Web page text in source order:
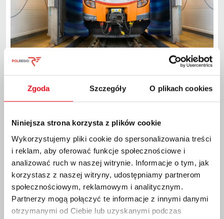
Zgoda Szczegóły O plikach cookies
Niniejsza strona korzysta z plików cookie
Wykorzystujemy pliki cookie do spersonalizowania treści
i reklam, aby oferować funkcje społecznościowe i
analizować ruch w naszej witrynie. Informacje o tym, jak
korzystasz z naszej witryny, udostępniamy partnerom
społecznościowym, reklamowym i analitycznym.
Partnerzy mogą połączyć te informacje z innymi danymi
otrzymanymi od Ciebie lub uzyskanymi podczas
POLREGIO ogłosiło przetarg na budowę nowej,
ekologicznej myjni pojazdów kolejowych w
przewoźnika na terenie województwa opolskiego.
Uruchomienie planowane jest na 2027 rok.
Nowa, przejazdowa myjnia powstanie na terenie Punktu
Utrzymania Taboru w Kędzierzynie-Koźlu i – razem z
budynkami technicznymi – zajmie powierzchnię około 1630
mkw. Większość czynności związanych z czyszczeniem będzie
tam wykonywana automatycznie. Znajdą się również
stanowiska do zmywania graffiti i domywania ręcznego. Czas
czyszczenia jednego składu wyniesie około 5-6 minut.
W ciągu roku nowy obiekt będzie w stanie umyć ponad 1800
pojazdów z samego województwa opolskiego. Liczba ta